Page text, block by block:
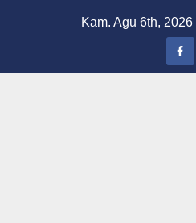
Kam. Agu 6th, 2026